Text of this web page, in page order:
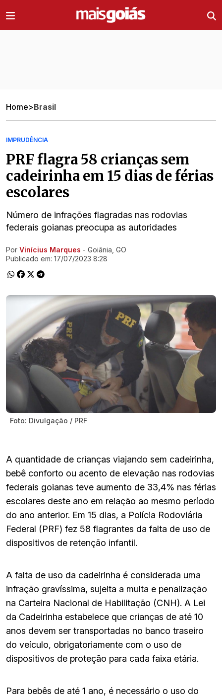
Home>Brasil
IMPRUDÊNCIA
PRF flagra 58 crianças sem
cadeirinha em 15 dias de férias
escolares
Número de infrações flagradas nas rodovias
federais goianas preocupa as autoridades
Ir direto pra matéria
Por Vinícius Marques - Goiânia, GO
Publicado em: 17/07/2023 8:28
Foto: Divulgação / PRF
A quantidade de crianças viajando sem cadeirinha,
bebê conforto ou acento de elevação nas rodovias
federais goianas teve aumento de 33,4% nas férias
escolares deste ano em relação ao mesmo período
do ano anterior. Em 15 dias, a Polícia Rodoviária
Federal (PRF) fez 58 flagrantes da falta de uso de
dispositivos de retenção infantil.
A falta de uso da cadeirinha é considerada uma
infração gravíssima, sujeita a multa e penalização
na Carteira Nacional de Habilitação (CNH). A Lei
da Cadeirinha estabelece que crianças de até 10
anos devem ser transportadas no banco traseiro
do veículo, obrigatoriamente com o uso de
dispositivos de proteção para cada faixa etária.
Para bebês de até 1 ano, é necessário o uso do